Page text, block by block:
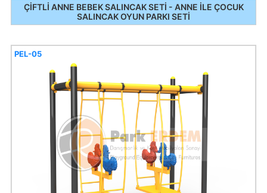
ÇİFTLİ ANNE BEBEK SALINCAK SETİ - ANNE İLE ÇOCUK
SALINCAK OYUN PARKI SETİ
PEL-05